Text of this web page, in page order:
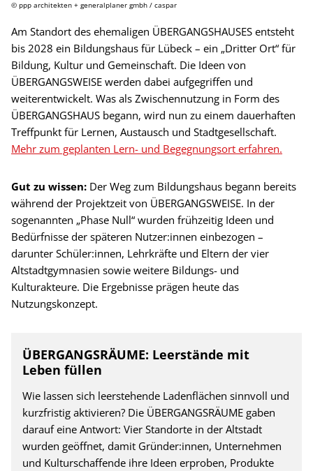
© ppp architekten + generalplaner gmbh / caspar
Am Standort des ehemaligen ÜBERGANGSHAUSES entsteht
bis 2028 ein Bildungshaus für Lübeck – ein „Dritter Ort“ für
Bildung, Kultur und Gemeinschaft. Die Ideen von
ÜBERGANGSWEISE werden dabei aufgegriffen und
weiterentwickelt. Was als Zwischennutzung in Form des
ÜBERGANGSHAUS begann, wird nun zu einem dauerhaften
Treffpunkt für Lernen, Austausch und Stadtgesellschaft.
Mehr zum geplanten Lern- und Begegnungsort erfahren.
Gut zu wissen: Der Weg zum Bildungshaus begann bereits
während der Projektzeit von ÜBERGANGSWEISE. In der
sogenannten „Phase Null“ wurden frühzeitig Ideen und
Bedürfnisse der späteren Nutzer:innen einbezogen –
darunter Schüler:innen, Lehrkräfte und Eltern der vier
Altstadtgymnasien sowie weitere Bildungs- und
Kulturakteure. Die Ergebnisse prägen heute das
Nutzungskonzept.
ÜBERGANGSRÄUME: Leerstände mit
Leben füllen
Wie lassen sich leerstehende Ladenflächen sinnvoll und
kurzfristig aktivieren? Die ÜBERGANGSRÄUME gaben
darauf eine Antwort: Vier Standorte in der Altstadt
wurden geöffnet, damit Gründer:innen, Unternehmen
und Kulturschaffende ihre Ideen erproben, Produkte